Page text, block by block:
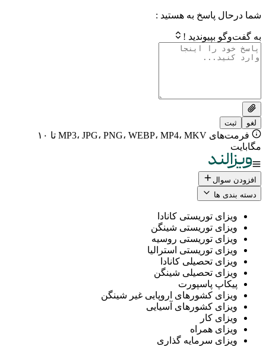
پاسخ به هستید :
!
فرمت‌های MP3، JPG، PNG، WEBP، MP4، MKV تا ۱۰
ها
توریستی کانادا
توریستی شینگن
توریستی روسیه
توریستی استرالیا
تحصیلی کانادا
تحصیلی شینگن
پاسپورت
کشورهای اروپایی غیر شینگن
کشورهای آسیایی
کار
همراه
سرمایه گذاری